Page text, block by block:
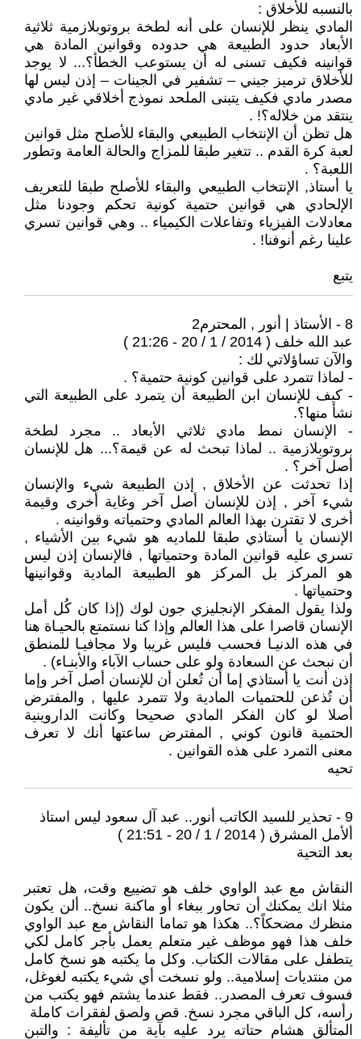
بالنسبه للأخلاق :
المادي ينظر للإنسان على أنه لطخة بروتوبلازمية ثلاثية
الأبعاد حدود الطبيعة هي حدوده وقوانين المادة هي
قوانينه فكيف تسنى له أن يستوعب الخطأ؟... لا يوجد
للأخلاق ترميز جيني – تشفير في الجينات – إذن ليس لها
مصدر مادي فكيف يتبنى الملحد نموذج أخلاقي غير مادي
ينتقد من خلاله؟! .
هل تظن أن الإنتخاب الطبيعي والبقاء للأصلح مثل قوانين
لعبة كرة القدم .. تتغير طبقا للمزاج والحالة العامة وتطور
اللعبة؟ .
يا أستاذ, الإنتخاب الطبيعي والبقاء للأصلح طبقا للتعريف
الإلحادي هي قوانين حتمية كونية تحكم وجودنا مثل
معادلات الفيزياء وتفاعلات الكيمياء .. وهي قوانين تسري
علينا رغم أنوفنا! .
يتبع
8 - الأستاذ | أنور , المحترم2
عبد الله خلف ( 2014 / 1 / 20 - 21:26 )
والآن تساؤلاتي لك :
- لماذا تتمرد على قوانين كونية حتمية؟ .
- كيف للإنسان ابن الطبيعة أن يتمرد على الطبيعة التي
نشأ منها؟.
- الإنسان نمط مادي ثلاثي الأبعاد .. مجرد لطخة
بروتوبلازمية .. لماذا تبحث له عن قيمة؟... هل للإنسان
أصل آخر؟ .
إذا تحدثت عن الأخلاق , إذن الطبيعة شيء والإنسان
شيء آخر , إذن للإنسان أصل آخر وغاية أخرى وقيمة
أخرى لا تقترن بهذا العالم المادي وحتمياته وقوانينه .
الإنسان يا أستاذي طبقا للماديه هو شيء بين الأشياء ,
تسري عليه قوانين المادة وحتمياتها , فالإنسان إذن ليس
هو المركز بل المركز هو الطبيعة المادية وقوانينها
وحتمياتها .
ولذا يقول المفكر الإنجليزي جون لوك (إذا كان كُل أمل
الإنسان قاصرا على هذا العالم وإذا كنا نستمتع بالحيـاة هنا
في هذه الدنيـا فحسب فليس غريبا ولا مجافيـا للمنطق
أن نبحث عن السعادة ولو على حساب الآباء والأبنـاء) .
إذن أنت يا أستاذي إما أن تُعلن أن للإنسان أصل آخر وإما
أن تُذعن للحتميات المادية ولا تتمرد عليها , والمفترض
أصلا لو كان الفكر المادي صحيحا وكانت الداروينية
الحتمية قانون كوني , المفترض ساعتها أنك لا تعرف
معنى التمرد على هذه القوانين .
تحيه
9 - تحذير للسيد الكاتب أنور.. عبد آل سعود ليس استاذ
ألأمل المشرق ( 2014 / 1 / 20 - 21:51 )
بعد التحية
النقاش مع عبد الواوي خلف هو تضييع وقت، هل تعتبر
مثلا انك يمكنك أن تحاور ببغاء أو ماكنة نسخ.. ألن يكون
منظرك مضحكاً؟.. هكذا هو تماما النقاش مع عبد الواوي
خلف هذا فهو موظف غير متعلم يعمل بأجر كامل لكي
يتطفل على مقالات الكتاب. وكل ما يكتبه هو نسخ كامل
من منتديات إسلامية.. ولو نسخت أي شيء يكتبه لغوغل،
فسوف تعرف المصدر.. فقط عندما يشتم فهو يكتب من
رأسه، كل الباقي مجرد نسخ. قص ولصق لفقرات كاملة
المتألق هشام حتاته يرد عليه بآية من تأليفة : والتبن